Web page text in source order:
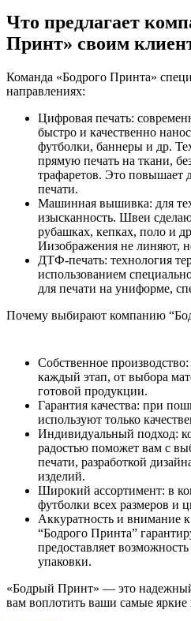
Что предлагает
Принт» своим
Команда «Бодрого Принта»
направлениях:
Цифровая печать:
быстро и качественно
футболки, баннеры и др.
прямую печать на ткани,
трафаретов. Это повышает
печати.
Машинная вышивка: для
изысканность. Швеи
рубашках, кепках, поло и
Иизображения не линяют,
ДТФ-печать: технология
использованием
для печати на униформе,
Почему выбирают компанию
Собственное
каждый этап, от выбора
готовой продукции.
Гарантия качества: при
используют только
Индивидуальный подход:
радостью поможет вам с
печати, разработкой
изделий.
Широкий ассортимент: в
футболки всех размеров и
Аккуратность и внимание
“Бодрого Принта”
предоставляет
упаковки.
«Бодрый Принт» — это
вам воплотить ваши самые яркие